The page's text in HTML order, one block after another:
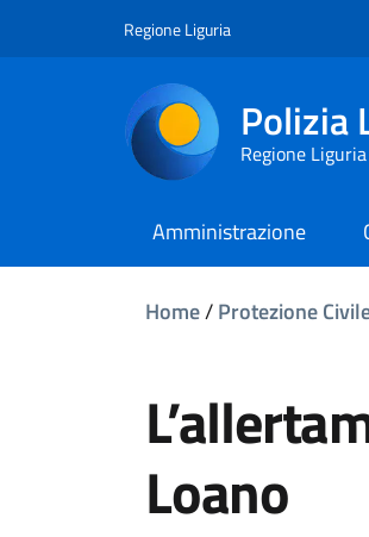
Regione Liguria
Polizia
Regione Liguria
Amministrazione
Home/Protezione
Loano